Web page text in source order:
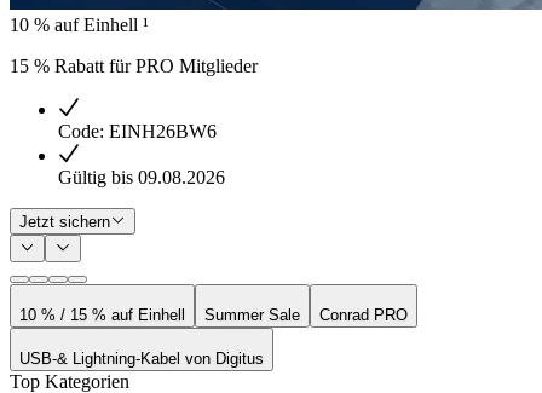
10 % auf Einhell ¹
15 % Rabatt für PRO Mitglieder
Code: EINH26BW6
Gültig bis 09.08.2026
Jetzt sichern
10 % / 15 % auf Einhell Summer Sale Conrad PRO
USB-& Lightning-Kabel von Digitus
Top Kategorien